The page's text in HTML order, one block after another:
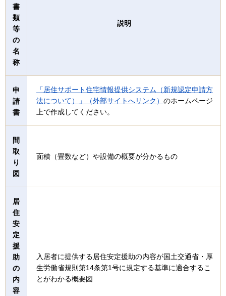
書
類
等
の
名
称
説明
申
請
書
「居住サポート住宅情報提供システム（新規認定申請方
法について）」（外部サイトへリンク） のホームページ
上で作成してください。
間
取
り
図
面積（畳数など）や設備の概要が分かるもの
居
住
安
定
援
助
の
内
容
入居者に提供する居住安定援助の内容が国土交通省・厚
生労働省規則第14条第1号に規定する基準に適合するこ
とがわかる概要図